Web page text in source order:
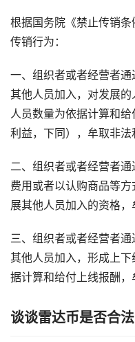
根据国务院《禁止传销
传销行为：
一、组织者或者经营者
其他人员加入，对发展
人员数量为依据计算和
利益，下同），牟取非法
二、组织者或者经营者
费用或者以认购商品等
展其他人员加入的资格，
三、组织者或者经营者
其他人员加入，形成上
据计算和给付上线报酬，
谈谈雷达币是否合